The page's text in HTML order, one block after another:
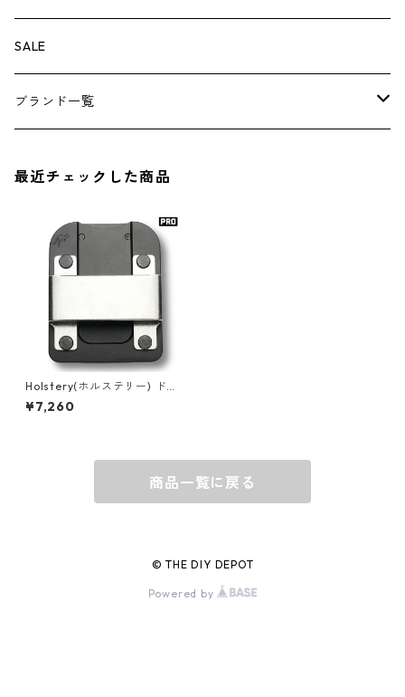
その他
その他
ナイフ
芳香剤
ボトムス
アンダーウェア
グローブ
グラス
ウォレット
エアーフレッシュナー
SALE
ブランド一覧
BEHRENS
最近チェックした商品
Holstery(ホルステリー) ドラ
イバーマスターXL PRO HLS11
40
¥7,260
商品一覧に戻る
© THE DIY DEPOT
Powered by